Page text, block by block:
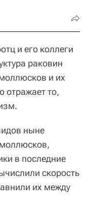
и его коллеги
раковин
и их
отражает то,
ныне
в последние
скорость
их между